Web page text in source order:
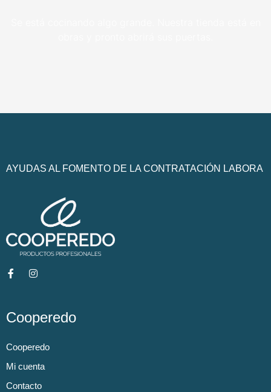
AYUDAS AL FOMENTO DE LA CONTRATACIÓN LABORA
Cooperedo
Cooperedo
Mi cuenta
Contacto